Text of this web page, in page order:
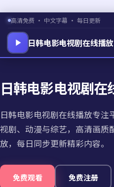
高清免费 · 中文字幕 · 每日更新
日韩电影电视剧在线播放
日韩电影电视剧在
日韩电影电视剧在线播放专
视剧、动漫与综艺，高清画质
放，每日同步更新精彩内容。
免费观看 免费注册